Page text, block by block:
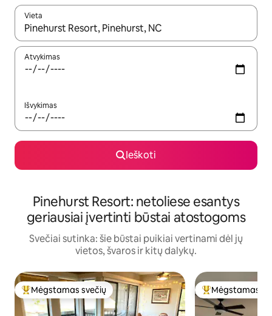
Vieta
Kai pasirodys paieškos rezultatai, juos naršyti galite
Atvykimas
Išvykimas
Ieškoti
Pinehurst Resort: netoliese esantys
geriausiai įvertinti būstai atostogoms
Svečiai sutinka: šie būstai puikiai vertinami dėl jų
vietos, švaros ir kitų dalykų.
Svečių mėgstamiausias
Mėgstamas svečių Svečių
Mėgstamas